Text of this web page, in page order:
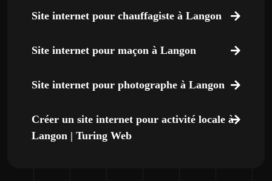
Site internet pour chauffagiste à Langon
Site internet pour maçon à Langon
Site internet pour photographe à Langon
Créer un site internet pour activité locale à
Langon | Turing Web